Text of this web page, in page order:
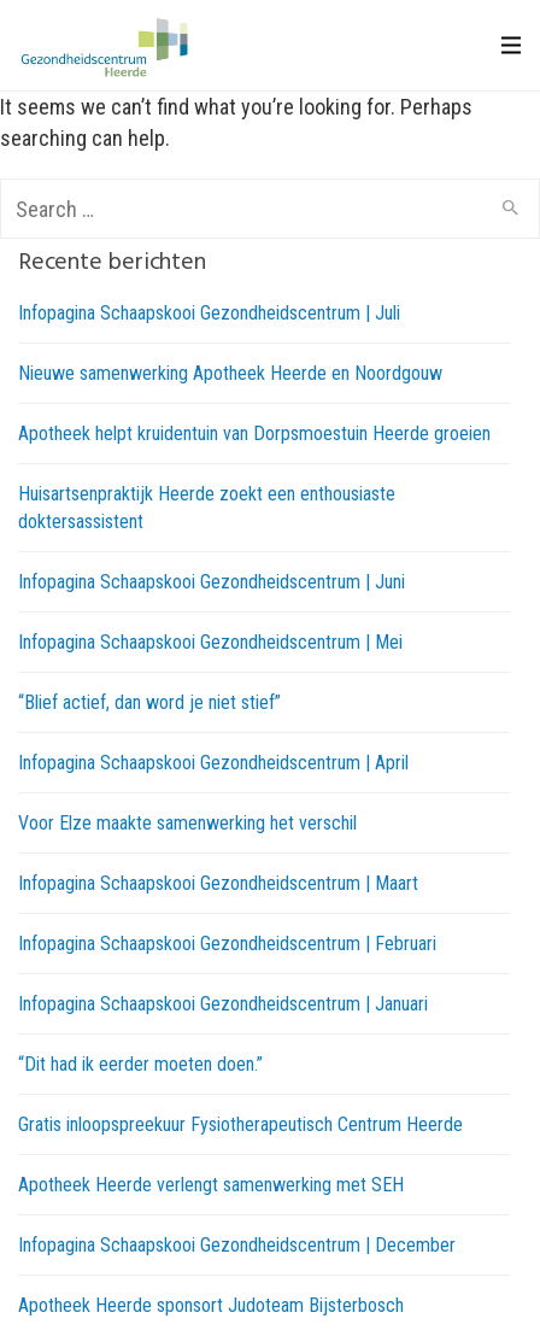
It seems we can’t find what you’re looking for. Perhaps
searching can help.
for:
Recente berichten
Infopagina Schaapskooi Gezondheidscentrum | Juli
Nieuwe samenwerking Apotheek Heerde en Noordgouw
Apotheek helpt kruidentuin van Dorpsmoestuin Heerde groeien
Huisartsenpraktijk Heerde zoekt een enthousiaste
doktersassistent
Infopagina Schaapskooi Gezondheidscentrum | Juni
Infopagina Schaapskooi Gezondheidscentrum | Mei
“Blief actief, dan word je niet stief”
Infopagina Schaapskooi Gezondheidscentrum | April
Voor Elze maakte samenwerking het verschil
Infopagina Schaapskooi Gezondheidscentrum | Maart
Infopagina Schaapskooi Gezondheidscentrum | Februari
Infopagina Schaapskooi Gezondheidscentrum | Januari
“Dit had ik eerder moeten doen.”
Gratis inloopspreekuur Fysiotherapeutisch Centrum Heerde
Apotheek Heerde verlengt samenwerking met SEH
Infopagina Schaapskooi Gezondheidscentrum | December
Apotheek Heerde sponsort Judoteam Bijsterbosch